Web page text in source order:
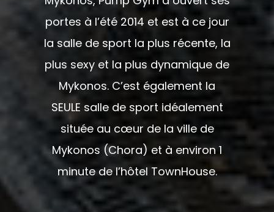
portes à l’été 2014 et est à ce jour
la salle de sport la plus récente, la
plus sexy et la plus dynamique de
Mykonos. C’est également la
SEULE salle de sport idéalement
située au cœur de la ville de
Mykonos (Chora) et à environ 1
minute de l’hôtel TownHouse.